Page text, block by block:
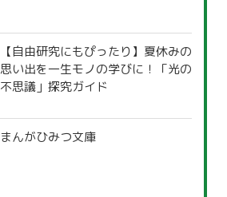
【自由研究にもぴったり】夏休みの
思い出を一生モノの学びに！「光の
不思議」探究ガイド
まんがひみつ文庫